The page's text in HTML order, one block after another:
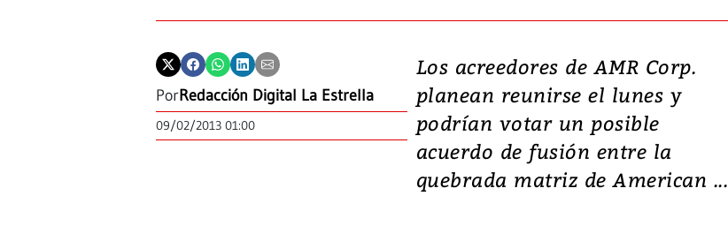
PorRedacción Digital La Estrella
09/02/2013 01:00
Los acreedores de AMR Corp.
planean reunirse el lunes y
podrían votar un posible
acuerdo de fusión entre la
quebrada matriz de American ...
Video: Lula lanza su
candidatura con
promesas de inversión
en defensa, educación y
tierras raras